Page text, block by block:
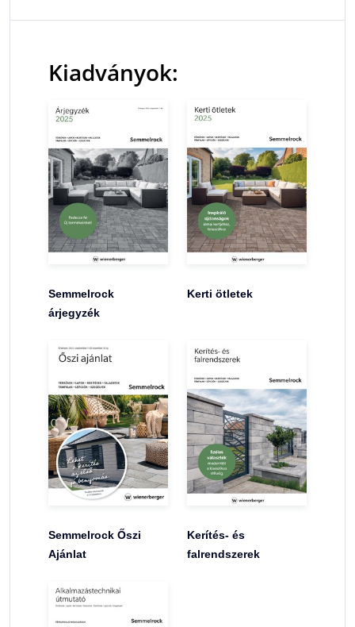
Kiadványok:
Semmelrock
árjegyzék
Kerti ötletek
Semmelrock Őszi
Ajánlat
Kerítés- és
falrendszerek